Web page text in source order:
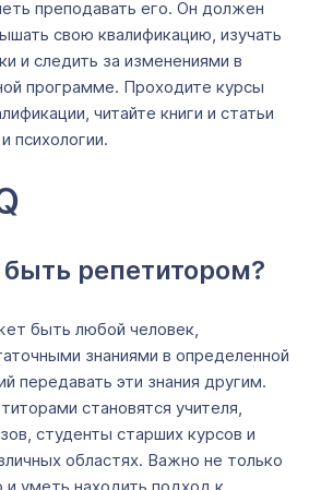
преподавать его. Он должен
свою квалификацию, изучать
и следить за изменениями в
программе. Проходите курсы
читайте книги и статьи
психологии.
репетитором?
быть любой человек,
знаниями в определенной
передавать эти знания другим.
становятся учителя,
студенты старших курсов и
областях. Важно не только